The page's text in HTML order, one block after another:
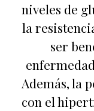
niveles de
la
ser
Además, la
con el